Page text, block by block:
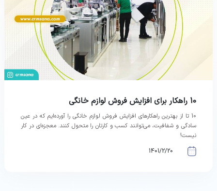
10 راهکار برای افزایش فروش لوازم خانگی
10 تا از بهترین راهکارهای افزایش فروش لوازم خانگی را آورده‌ایم که در عین
سادگی و شفافیت، می‌توانند کسب و کارتان را متحول کنند. معجزه‌ای در کار
نیست!
1401/2/20